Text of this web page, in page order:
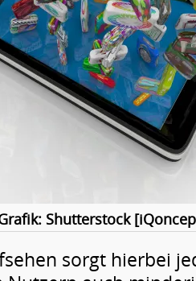
Shutterstock
sorgt hierbei